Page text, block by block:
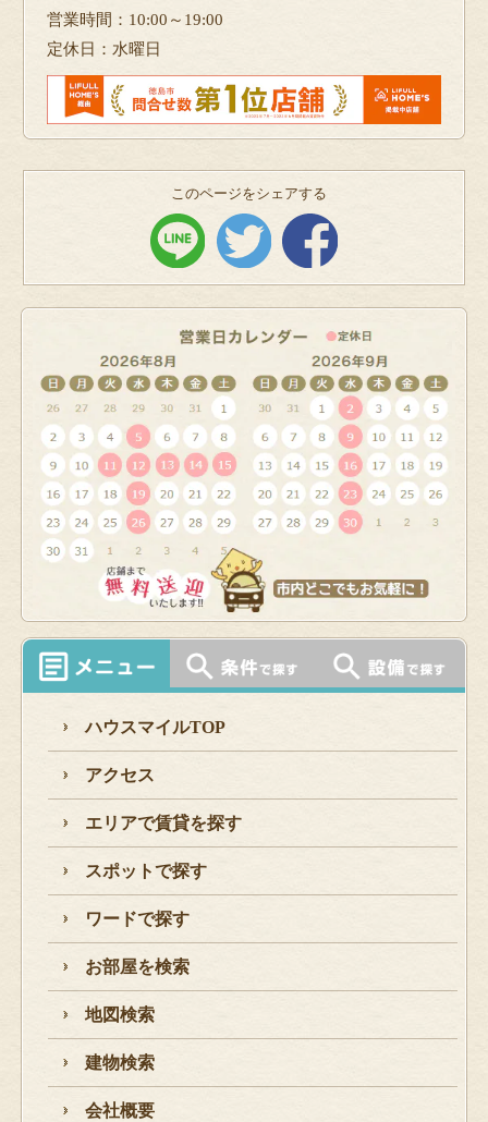
営業時間：10:00～19:00
定休日：水曜日
このページをシェアする
ハウスマイルTOP
アクセス
エリアで賃貸を探す
スポットで探す
ワードで探す
お部屋を検索
地図検索
建物検索
会社概要